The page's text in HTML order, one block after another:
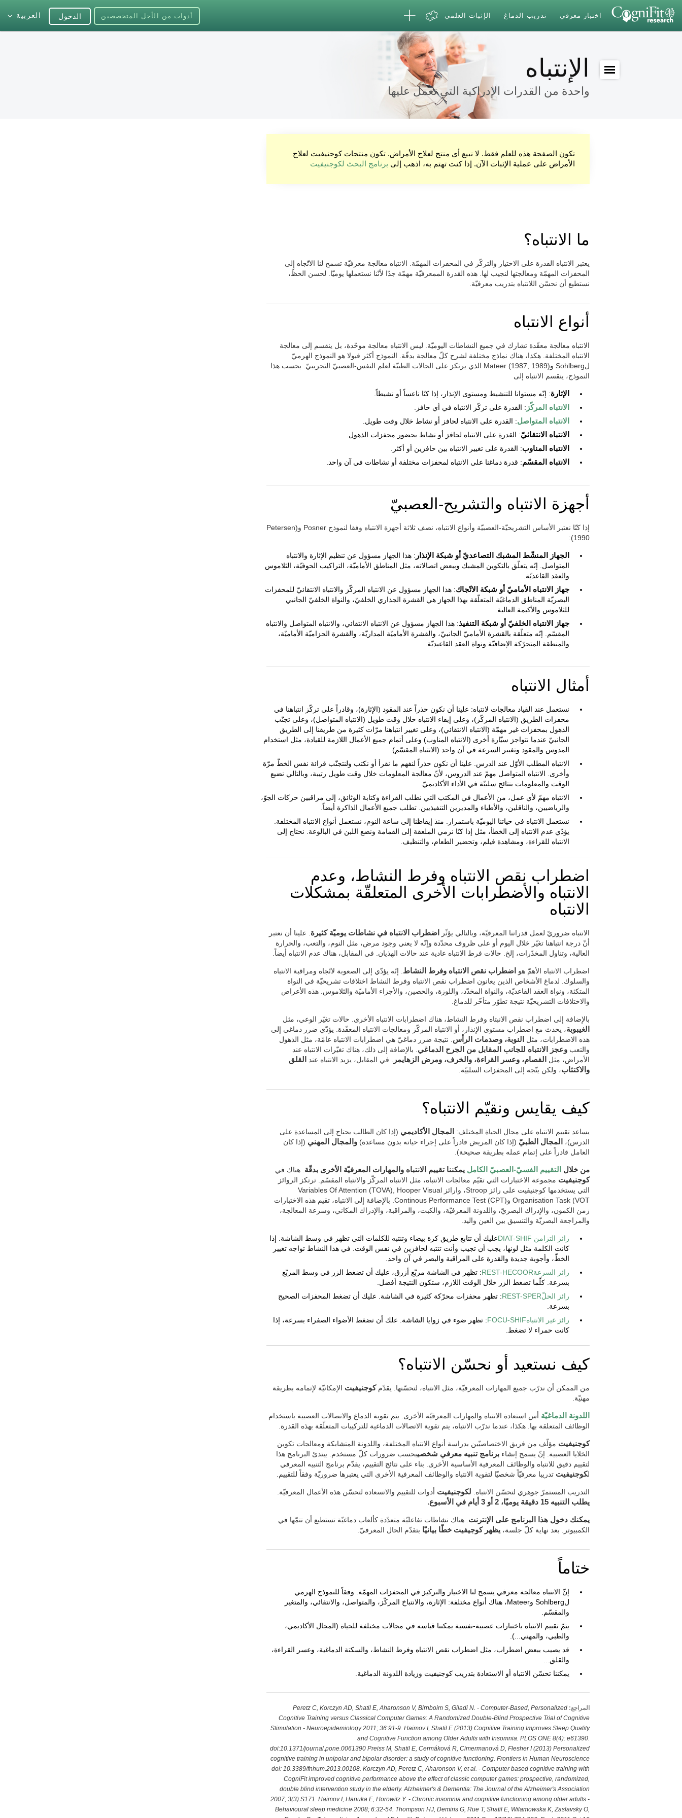
اختبار معرفي تدريب الدماغ الإثبات العلمي أدوات من الأجل المتخصصين العربية الدخول
الإنتباه
واحدة من القدرات الإدراكية التى تعمل عليها
تكون الصفحة هذه للعلم فقط. لا نبيع أي منتج لعلاج الأمراض. تكون منتجات كوجنيفيت لعلاج
الأمراض على عملية الإثبات الآن. إذا كنت تهتم به، اذهب إلى برنامج البحث لكوجنيفيت
ما الانتباه؟
يعتبر الانتباه القدرة على الاختيار والتركّز في المحفزات المهمّة. الانتباه معالجة معرفيّة تسمح لنا الاتّجاه إلى
المحفزات المهمّة ومعالجتها لنجيب لها. هذه القدرة الممعرفيّة مهمّة جدّا لأنّنا نستعملها يوميّا. لحسن الحظّ،
نستطيع أن نحسّن اللانتباه بتدريب معرفيّة.
أنواع الانتباه
الانتباه معالجة معقّدة تشارك في جميع النشاطات اليوميّة. ليس الانتباه معالجة موحّدة، بل ينقسم إلى معالجة
الانتباه المختلفة. هكذا، هناك نماذج مختلفة لشرح كلّ معالجة بدقّة. النموذج أكثر قبولا هو النموذج الهرميّ
لSohlberg و(Mateer (1987, 1989 الذي يرتكز على الحالات الطبيّة لعلم النفس-العصبيّ التجريبيّ. بحسب هذا
النموذج، ينقسم الانتباه إلى
الإثارة: إنّه مستوانا للتنشيط ومستوى الإنذار، إذا كنّا ناعساً أو نشيطاً.
الانتباه المركّز : القدرة على تركّز الانتباه في أي حافز.
الانتباه المتواصل: القدرة على الانتباه لحافز أو نشاط خلال وقت طويل.
الانتباه الانتقائيّ: القدرة على الانتباه لحافز أو نشاط بحضور محفزات الذهول.
الانتباه المناوب: القدرة على تغيير الانتباه بين حافزين أو أكثر.
الانتباه المقسّم: قدرة دماغنا على الانتباه لمحفزات مختلفة أو نشاطات في آن واحد.
أجهزة الانتباه والتشريح-العصبيّ
إذا كنّا نعتبر الأساس التشريحيّة-العصبيّة وأنواع الانتباه، نصف ثلاثة أجهزة الانتباه وفقا لنموذج Posner و(Petersen
(1990:
الجهاز المنشّط المشبك التصاعديّ أو شبكة الإنذار : هذا الجهاز مسؤول عن تنظيم الإثارة والانتباه
المتواصل. إنّه يتعلّق بالتكوين المشبك وببعض اتصالاته، مثل المناطق الأماميّة، التراكيب الحوفيّة، الثلاموس
والعقد القاعديّة.
جهاز الانتباه الأماميّ أو شبكة الاتّجاك: هذا الجهاز مسؤول عن الانتباه المركّز والانتباه الانتقائيّ للمحفزات
البصريّة المناطق الدماغيّة المتعلّقة بهذا الجهاز هي القشرة الجذاري الخلفيّ، والنواة الخلفيّ الجانبي
للثلاموس والأكيمة العالية.
جهاز الانتباه الخلفيّ أو شبكة التنفيذ: هذا الجهاز مسؤول عن الانتباه الانتقائي، والانتباه المتواصل والانتباه
المقسّم. إنّه متعلّقة بالقشرة الأماميّ الجانبيّ، والقشرة الأماميّة المداريّة، والقشرة الحزاميّة الأماميّة،
والمنطقة المتحرّكة الإضافيّة ونواة العقد القاعيديّة.
أمثال الانتباه
نستعمل عند القياد معالجات لانتباه: علينا أن نكون حذراً عند المقود (الإثارة)، وقادراً على تركّز انتباهنا في
محفزات الطريق (الانتباه المركّز)، وعلى إبقاء الانتباه خلال وقت طويل (الانتباه المتواصل)، وعلى تجنّب
الذهول بمحفزات غير مهمّة (الانتباه الانتقائي)، وعلى تغيير انتباهنا مرّات كثيرة من طريقنا إلى الطريق
الجانبيّ عندما نتواجز سيّارة أخرى (الانتباه المناوب) وعلى أتمام جميع الأعمال اللازمة للقيادة، مثل استخدام
المدوس والمقود وتغيير السرعة في آن واحد (الانتباه المقسّم).
الانتباه المطلب الأوّل عند الدرس. علينا أن نكون حذراً لنفهم ما نقرأ أو نكتب ولنتجنّب قرائة نفس الخطّ مرّة
وأخرى. الانتباه المتواصل مهمّ عند الدروس، لأنّ معالجة المعلومات خلال وقت طويل رتيبة، وبالتالي نضيع
الوقت والمعلومات بنتائج سلبيّة في الأداء الأكاديميّ.
الانتباه مهمّ لأي عمل، من الأعمال في المكتب التي نطلب القراءة وكتابة الوثائق، إلى مراقبين حركات الجوّ،
والرياضيين، والناقلين، والأطباء والمديرين التنفيذيين. تطلب جميع الأعمال الذاكرة أيضاً.
نستعمل الانتباه في حياتنا اليوميّة باستمرار. منذ إيقاظنا إلى ساعة النوم، نستعمل أنواع الانتباه المختلفة.
يؤدّي عدم الانتباه إلى الخطأ، مثل إذا كنّا نرمي الملعقة إلى القمامة ونضع اللبن في البالوعة. نحتاج إلى
الانتباه للقراءة، ومشاهدة فيلم، وتحضير الطعام، والتنظيف.
اضطراب نقص الانتباه وفرط النشاط، وعدم
الانتباه والأضطرابات الأخرى المتعلقّة بمشكلات
الانتباه
الانتباه ضروريّ لعمل قدراتنا المعرفيّة، وبالتالي يؤثّر اضطراب الانتباه في نشاطات يوميّة كثيرة . علينا أن نعتبر
أنّ درجة انتباهنا تغيّر خلال اليوم أو على ظروف محدّدة وإنّه لا يعني وجود مرض، مثل النوم، والتعب، والحرارة
العالية، وتناول المخدّرات، إلخ. حالات فرط الانتباه عادية عند حالات الهذيان. في المقابل، هناك عدم الانتباه أيضاً.
اضطراب الانتباه الأهمّ هو اضطراب نقص الانتباه وفرط النشاط . إنّه يؤدّي إلى الصعوبة لاتّجاه ومراقبة الانتباه
والسلوك. لدماغ الأشخاص الذين يعانون اضطراب نقص الانتباه وفرط النشاط اختلافات تشريحيّة في النواة
المتكئة، ونواة العقد القاعديّة، والنواة المخدّد، واللوزة، والحصين، والأجزاء الأماميّة والثلاموس. هذه الأعراض
والاختلافات التشريحيّة نتيجة تطوّر متأخّر للدماغ.
بالإضافة إلى اضطراب نقص الانبتاه وفرط النشاط، هناك اضطرابات الانتباه الأخرى. حالات تغيّر الوعي، مثل
الغيبوبة، يحدث مع اضطراب مستوى الإنذار، أو الانتباه المركّز ومعالجات الانتباه المعقّدة. يؤدّي ضرر دماغي إلى
هذه الاضطرابات، مثل
النوبة، وصدمات الرأس . نتيجة ضرر دماغيّ هي اضطرابات الانتباه عامّة، مثل الذهول
والتعب وعجز الانتباه للجانب المقابل من الجرح الدماغي . بالإضافة إلى ذلك، هناك تغيّرات الانتباه عند
الأمراض، مثل
الفصام، وعسر القراءة، والخرف، ومرض الزهايمر . في المقابل، يزيد الانتباه عند
القلق
والاكتئاب، ولكن يتّجه إلى المحفزات السلبيّة.
كيف يقايس ونقيّم الانتباه؟
يساعد تقييم الانتباه على مجال الحياة المختلف: المجال الأكاديمي (إذا كان الطالب يحتاج إلى المساعدة على
الدرس)،
المجال الطبيّ (إذا كان المريض قادراً على إجراء حياته بدون مساعدة) والمجال المهني (إذا كان
العامل قادراً على إتمام عمله بطريقة صحيحة).
من خلال التقييم الفسيّ-العصبيّ الكامل يمكننا تقييم الانتباه والمهارات المعرفيّة الأخرى بدقّة . هناك في
كوجنيفيت مجموعة الاختبارات التي تقيّم معالجات الانتباه، مثل الانتباه المركّز والانتباه المقسّم. ترتكز الروائز
التي يستخدمها كوجنيفيت على رائز Stroop، وارائز Variables Of Attention (TOVA), Hooper Visual
Organisation Task (VOT وContinous Performance Test (CPT). بالإضافة إلى الانتباه، تقيم هذه الاختبارات
زمن الكمون، والإدراك البصريّ، واللدونة المعرفيّة، والكبت، والمراقبة، والإدراك المكاني، وسرعة المعالجة،
والمراجعة البصريّة والتنسيق بين العين واليد.
رائز التزامن DIAT-SHIF
عليك أن تتابع طريق كرة بيضاء وتنتبه للكلمات التي تظهر في وسط الشاشة. إذا
كانت الكلمة مثل لونها، يجب أن تجيب وأنت تنتبه لحافزين في نفس الوقت. في هذا النشاط تواجه تغيير
الخطّ، وأجوبة جديدة والقدرة على المراقبة والبصر في آن واحد.
رائز السرعةREST-HECOOR
: تظهر في الشاشة مربّع أزرق، عليك أن تضغط الزر في وسط المربّع
بسرعة. كلّما تضغط الزر خلال الوقت اللازم، ستكون النتيجة أفضل.
رائز الحلّREST-SPER
: تظهر محفزات محرّكة كثيرة في الشاشة. عليك أن تضغط المحفزات الصحيح
بسرعة.
رائز غير الانتباهFOCU-SHIF
: تظهر ضوء في زوايا الشاشة. علك أن تضغط الأضواء الصفراء بسرعة، إذا
كانت حمراء لا تضغط.
كيف نستعيد أو نحسّن الانتباه؟
من الممكن أن ندرّب جميع المهارات المعرفيّة، مثل الانتباه، لتحسّنها. يقدّمكوجنيفيت الإمكانيّة لإتمامه بطريقة
مهنيّة.
اللدونة الدماغيّة أس استعادة الانتباه والمهارات المعرفيّة الأخرى. يتم تقوية الدماغ والاتصالات العصبية باستخدام
الوظائف المتعلقة بها. هكذا، عندما ندرّب الانتباه، يتم تقوية الاتصالات الدماغية للتركيبات المتعلّقة بهذه القدرة.
كوجنيفيت مؤلّف من فريق الاختصاصيّين بدراسة أنواع الانتباه المختلفة، واللدونة المتشابكة ومعالجات تكوين
الخلايا العصبية. إنّ يسمح إنشاء برنامج تنبيه معرفي شخصيبحسب ضرورات كلّ مستخدم. يبتدئ البرنامج هذا
لتقييم دقيق للانتباه والوظائف المعرفية الأساسية الأخرى. بناء على نتائج التقييم، يقدّم برنامج التنبيه المعرفي
لكوجنيفيت تدريبا معرفيّاً شخصيّا لتقوية الانتباه والوظائف المعرفية الأخرى التي يعتبرها ضروريّة وفقاً للتقييم.
التدريب المستمرّ جوهري لتحسّن الانتباه. لكوجنيفيت أدوات للتقييم والاتسعادة لتحسّن هذه الأعمال المعرفيّة.
يطلب التنبيه 15 دقيقة يوميّا، 2 أو 3 أيام في الأسبوع.
يمكنك دخول هذا البرنامج على الإنترنت . هناك نشاطات تفاعليّة متعدّدة كألعاب دماغيّة تستطيع أن تتمّها في
الكمبيوتر. بعد نهاية كلّ جلسة، يظهر كوجيفيت خطّا بيانيّا بتقدّم الحال المعرفيّ.
ختاماً
إنّ الانتباه معالجة معرفي يسمح لنا الاختيار والتركيز في المحفزات المهمّة. وفقاً للنموذج الهرمي
لSohlberg وMateer، هناك أنواع مختلفة: الإثارة، والانتباخ المركّز، والمتواصل، والانتقائي، والمتغير
والمقسّم.
يتمّ تقييم الانتباه باختبارات عصبية-نفسية يمكننا قياسه في مجالات مختلفة للحياة (المجال الأكاديمي،
والطبي، والمهني...).
قد يصيب ببعض اضطراب، مثل اضطراب نقص الانتباه وفرط النشاط، والسكتة الدماغية، وعسر القراءة،
والقلق...
يمكننا تحسّن الانتباه أو الاستعادة بتدريب كوجنيفيت وزيادة اللدونة الدماغية.
المراجع: Peretz C, Korczyn AD, Shatil E, Aharonson V, Birnboim S, Giladi N. - Computer-Based, Personalized
Cognitive Training versus Classical Computer Games: A Randomized Double-Blind Prospective Trial of Cognitive
Stimulation - Neuroepidemiology 2011; 36:91-9. Haimov I, Shatil E (2013) Cognitive Training Improves Sleep Quality
and Cognitive Function among Older Adults with Insomnia. PLOS ONE 8(4): e61390.
doi:10.1371/journal.pone.0061390 Preiss M, Shatil E, Cermáková R, Cimermanová D, Flesher I (2013) Personalized
cognitive training in unipolar and bipolar disorder: a study of cognitive functioning. Frontiers in Human Neuroscience
doi: 10.3389/fnhum.2013.00108. Korczyn AD, Peretz C, Aharonson V, et al. - Computer based cognitive training with
CogniFit improved cognitive performance above the effect of classic computer games: prospective, randomized,
double blind intervention study in the elderly. Alzheimer's & Dementia: The Journal of the Alzheimer's Association
2007; 3(3):S171. Haimov I, Hanuka E, Horowitz Y. - Chronic insomnia and cognitive functioning among older adults -
Behavioural sleep medicine 2008; 6:32-54. Thompson HJ, Demiris G, Rue T, Shatil E, Wilamowska K, Zaslavsky O,